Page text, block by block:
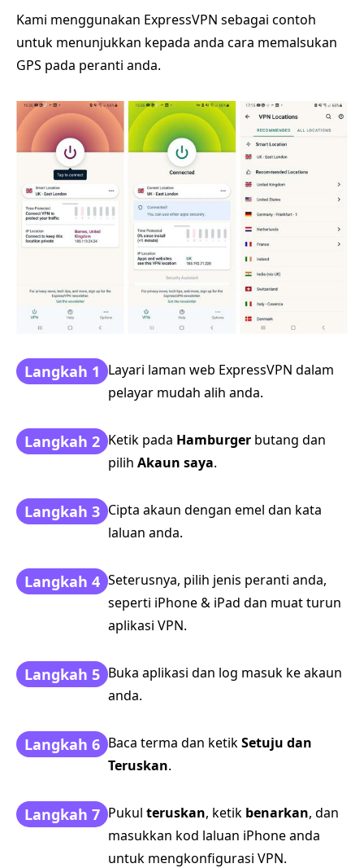
Kami menggunakan ExpressVPN sebagai contoh
untuk menunjukkan kepada anda cara memalsukan
GPS pada peranti anda.
Langkah 1 Layari laman web ExpressVPN dalam
pelayar mudah alih anda.
Langkah 2 Ketik pada Hamburger butang dan
pilih Akaun saya.
Langkah 3 Cipta akaun dengan emel dan kata
laluan anda.
Langkah 4 Seterusnya, pilih jenis peranti anda,
seperti iPhone & iPad dan muat turun
aplikasi VPN.
Langkah 5 Buka aplikasi dan log masuk ke akaun
anda.
Langkah 6 Baca terma dan ketikSetuju dan
Teruskan.
Langkah 7 Pukul teruskan, ketik benarkan, dan
masukkan kod laluan iPhone anda
untuk mengkonfigurasi VPN.